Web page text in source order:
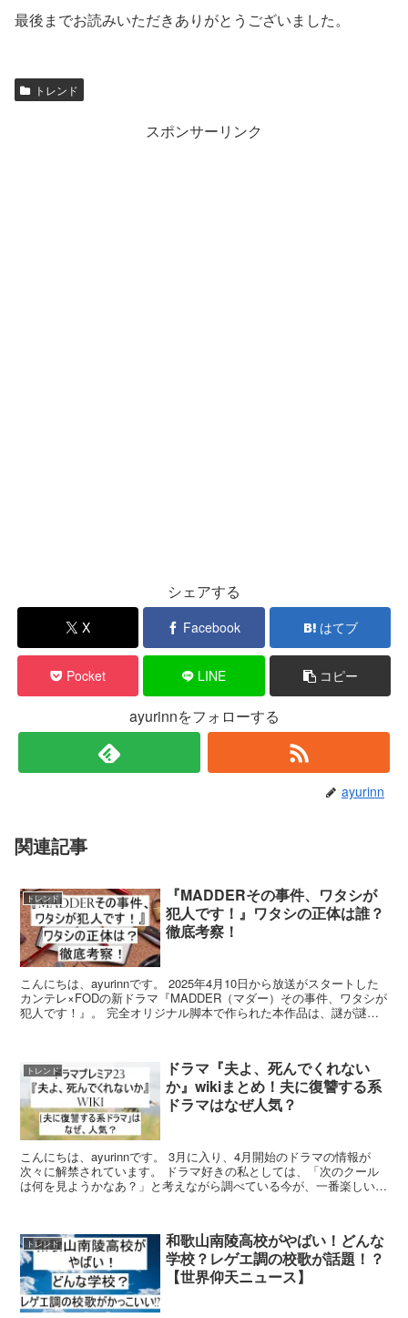
最後までお読みいただきありがとうございました。
トレンド
スポンサーリンク
シェアする
X Facebook はてブ
Pocket LINE コピー
ayurinnをフォローする
ayurinn
関連記事
トレンド
『MADDERその事件、ワタシが
犯人です！』ワタシの正体は誰？
徹底考察！
こんにちは、ayurinnです。 2025年4月10日から放送がスタートした
カンテレ×FODの新ドラマ『MADDER（マダー）その事件、ワタシが
犯人です！』。 完全オリジナル脚本で作られた本作品は、謎が謎を
トレンド
ドラマ『夫よ、死んでくれない
か』wikiまとめ！夫に復讐する系
ドラマはなぜ人気？
こんにちは、ayurinnです。 3月に入り、4月開始のドラマの情報が
次々に解禁されています。 ドラマ好きの私としては、「次のクール
は何を見ようかなあ？」と考えながら調べている今が、一番楽しい時
トレンド
和歌山南陵高校がやばい！どんな
学校？レゲエ調の校歌が話題！？
【世界仰天ニュース】